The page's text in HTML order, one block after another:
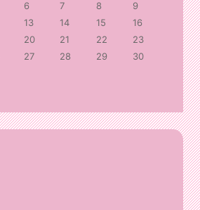
6 7 8
9
13 14 15
16
20 21 22
23
27 28 29
30